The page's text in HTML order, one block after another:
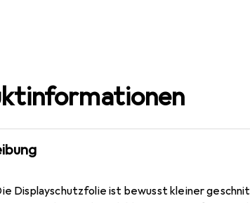
Displayschutzfolie ist bewusst kleiner